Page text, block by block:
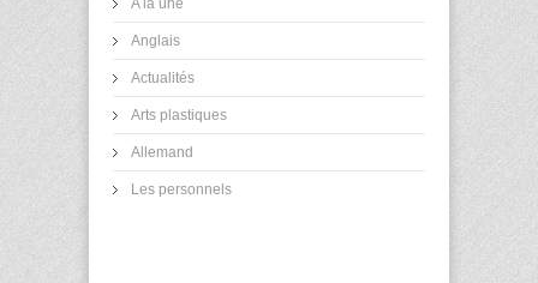
A la une
Anglais
Actualités
Arts plastiques
Allemand
Les personnels